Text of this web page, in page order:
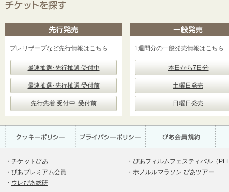
プレリザーブなど先行情報はこちら
最速抽選･先行抽選 受付中
最速抽選･先行抽選 受付前
先行先着 受付中･受付前
1週間分の一般発売情報はこちら
本日から7日分
土曜日発売
日曜日発売
・ チケットぴあ
・ ぴあプレミアム会員
・ ウレぴあ総研
・ ぴあフィルムフェスティバル（
・ ホノルルマラソン ぴあツアー